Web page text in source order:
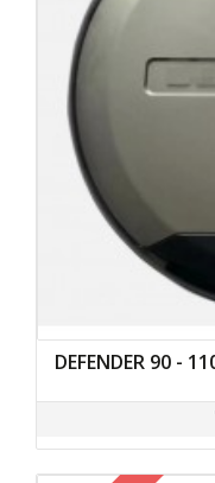
DEFENDER 90 -